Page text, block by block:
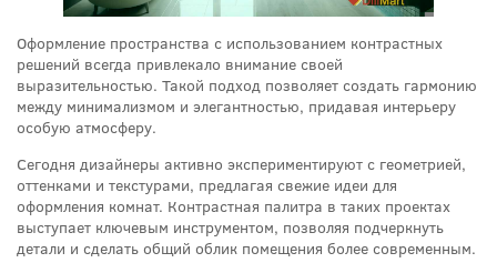
Оформление пространства с использованием контрастных
решений всегда привлекало внимание своей
выразительностью. Такой подход позволяет создать гармонию
между минимализмом и элегантностью, придавая интерьеру
особую атмосферу.
Сегодня дизайнеры активно экспериментируют с геометрией,
оттенками и текстурами, предлагая свежие идеи для
оформления комнат. Контрастная палитра в таких проектах
выступает ключевым инструментом, позволяя подчеркнуть
детали и сделать общий облик помещения более современным.